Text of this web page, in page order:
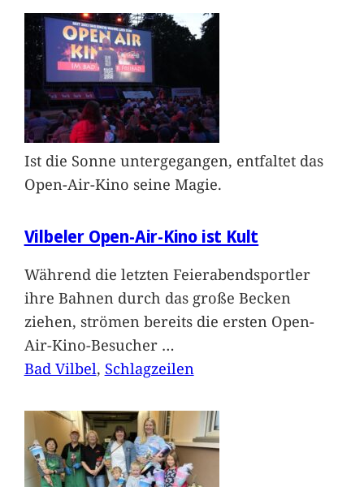
Ist die Sonne untergegangen, entfaltet das
Open-Air-Kino seine Magie.
Vilbeler Open-Air-Kino ist Kult
Während die letzten Feierabendsportler
ihre Bahnen durch das große Becken
ziehen, strömen bereits die ersten Open-
Air-Kino-Besucher …
Bad Vilbel, Schlagzeilen